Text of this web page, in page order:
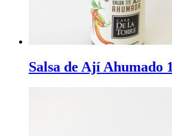
Salsa de Ají Ahumado